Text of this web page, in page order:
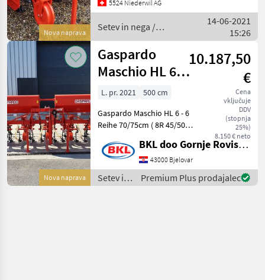
Nova naprava
: 4-Reihig - Reihenabst : 4X
5524 Niederwil AG
Setev in nega /
Gaspardo
14-06-2021
15:26
Nova naprava
Gaspardo
Maschio HL 6
FERT Hackgerät
10.187,50
€
Cena
vključuje
DDV
(stopnja
25%)
8.150 € neto
L. pr. 2021
500 cm
Gaspardo Maschio HL 6 - 6
Reihe 70/75cm ( 8R 45/50
Reihenabstand verstellbar
45cm bis 75cm -
Hackaggregat mit
Parallelogrammführung -
BKL doo Gornje Rovisce Kroatien
43000 Bjelovar
Setev in
nega /
Premium Plus prodajalec